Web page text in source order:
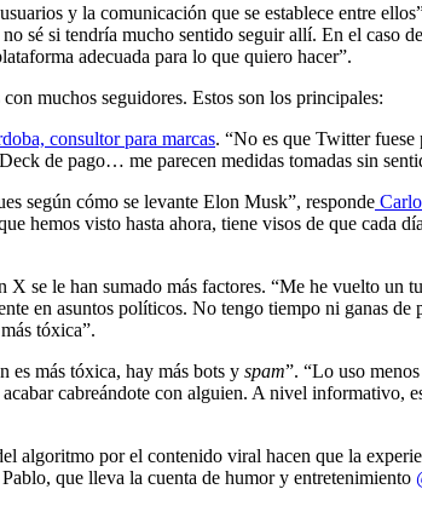
y la comunicación que se establece entre
sé si tendría mucho sentido seguir allí. En el caso
adecuada para lo que quiero hacer”.
muchos seguidores. Estos son los principales:
consultor para marcas. “No es que Twitter fuese
de pago… me parecen medidas tomadas sin
según cómo se levante Elon Musk”, responde
hemos visto hasta ahora, tiene visos de que cada
se le han sumado más factores. “Me he vuelto un
en asuntos políticos. No tengo tiempo ni ganas
tóxica”.
es más tóxica, hay más bots y spam”. “Lo uso
cabreándote con alguien. A nivel informativo,
algoritmo por el contenido viral hacen que la
Pablo, que lleva la cuenta de humor y entretenimiento